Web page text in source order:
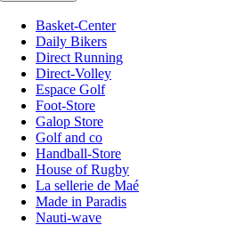
Basket-Center
Daily Bikers
Direct Running
Direct-Volley
Espace Golf
Foot-Store
Galop Store
Golf and co
Handball-Store
House of Rugby
La sellerie de Maé
Made in Paradis
Nauti-wave